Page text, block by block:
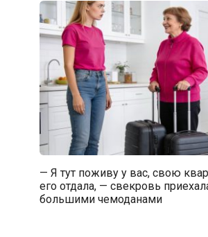
— Я тут поживу у вас, свою
его отдала, — свекровь
большими чемоданами